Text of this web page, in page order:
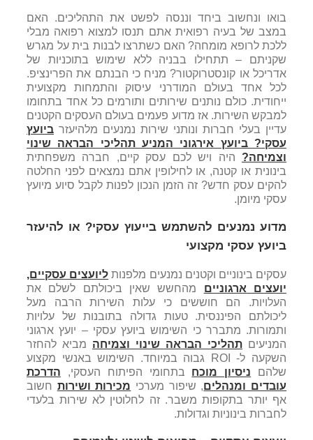
בואו ונחשוב ביחד וננסה לפשט את התהליכים. האם
במצב של בעיה רפואית אתם תנסו למצוא רפואה מבלי
ללכת לרופא מומחה? האם כשתרצו לבנות בית על מגרש
שקניתם – תתחילו בבניה ללא שימוש בתוכניות של
אדריכל או קונסטרוקטור? מניח כי הבנתם את הפרינציפ.
לכל אחד בעולם המודרני עיסוק והתמחות מקצועית
ייחודית. כולם נותנים שירותים ותורמים כל אחד בתחומו
למבקש השירות. אז מדוע פעמים בעולם העסקים הקטנים
עדיין בעלי חברות ונותני שירות נמנעים מלהיעזר ביועץ
עסקי? ביועץ אירגוני המניע תהליכי הבראה שינוי
וצמיחה? היה ויש לכם עסק קיים, חברה משפחתית
בינונית או קטנה, או לחילופין אתם נמצאים לפני החלטה
להקים עסק חדש? זה הזמן הנכון לפנות לקבל סיוע מיועץ
עסקי מיומן.
מדוע נמנעים להשתמש בייעוץ עסקי? או להיעזר
ביועץ עסקי מקצועי
עסקים בינוניים וקטנים נמנעים מלפנות ליועצים עסקיים,
יועצים ארגוניים מהחשש שאין ביכולתם לשלם את
העלויות. הם חוששים כי עלות השירות הרבה מעל
ליכולתם הפיננסית. טעות גדולה בתובנות של עלויות
ותמורות. מתברר כי השימוש ביועץ עסקי – יועץ ארגוני
המניעים תהליכי הבראה שינוי וצמיחה מביא להחזר
השקעה ל- ROI גבוה במיוחד. השימוש באנשי מקצוע
שלהם ניסיון מוכח בתחומי הפיתוח העסקי, הדרכת
עובדים ומנהלים, שיפור מערכי מכירות ושירות חשוב
אף יותר בתקופות משבר. זה לחלוטין לא שירות בלעדי
לחברות בינוניות וגדולות.